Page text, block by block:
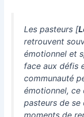
Les pasteurs [
retrouvent
émotionnel et
face aux défis
communauté
émotionnel,
pasteurs de